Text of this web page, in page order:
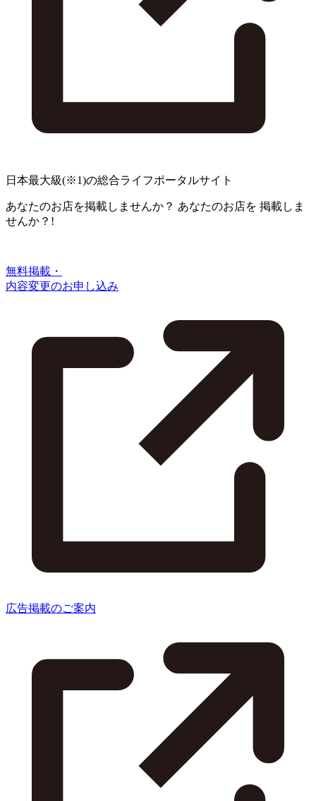
日本最大級(※1)の総合ライフポータルサイト
あなたのお店を掲載しませんか？ あなたのお店を 掲載しま
せんか？!
無料掲載・
内容変更のお申し込み
広告掲載のご案内